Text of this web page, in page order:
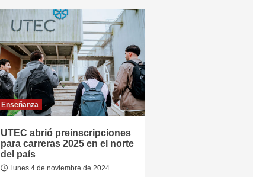
Enseñanza
UTEC abrió preinscripciones
para carreras 2025 en el norte
del país
lunes 4 de noviembre de 2024